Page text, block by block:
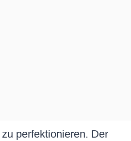
perfektionieren. Der